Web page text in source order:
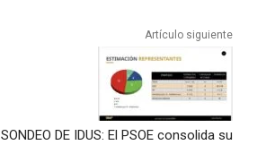
Artículo siguiente
SONDEO DE IDUS: El PSOE consolida su